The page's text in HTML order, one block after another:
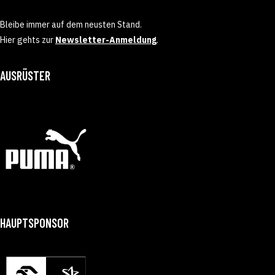
Bleibe immer auf dem neusten Stand.
Hier gehts zur Newsletter-Anmeldung.
AUSRÜSTER
HAUPTSPONSOR